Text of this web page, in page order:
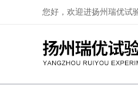
您好，欢迎进扬州瑞优试